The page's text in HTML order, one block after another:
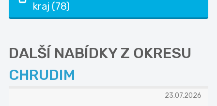
kraj (78)
DALŠÍ NABÍDKY Z OKRESU
CHRUDIM
23.07.2026